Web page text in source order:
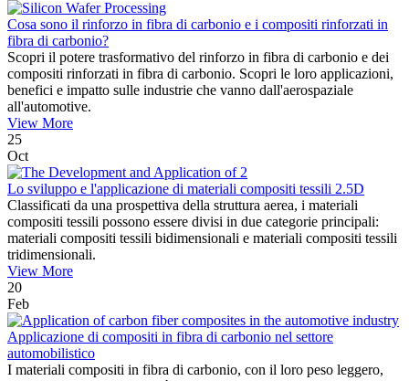
Cosa sono il rinforzo in fibra di carbonio e i compositi rinforzati in
fibra di carbonio?
Scopri il potere trasformativo del rinforzo in fibra di carbonio e dei
compositi rinforzati in fibra di carbonio. Scopri le loro applicazioni,
benefici e impatto sulle industrie che vanno dall'aerospaziale
all'automotive.
View More
25
Oct
Lo sviluppo e l'applicazione di materiali compositi tessili 2.5D
Classificati da una prospettiva della struttura aerea, i materiali
compositi tessili possono essere divisi in due categorie principali:
materiali compositi tessili bidimensionali e materiali compositi tessili
tridimensionali.
View More
20
Feb
Applicazione di compositi in fibra di carbonio nel settore
automobilistico
I materiali compositi in fibra di carbonio, con il loro peso leggero,